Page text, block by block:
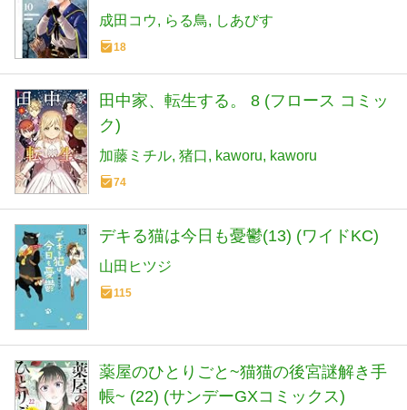
Highelf with a long life- (10) (アース・ス
ター コミックス)
成田コウ らる鳥 しあびす
18
田中家、転生する。 8 (フロース コミッ
ク)
加藤ミチル 猪口 kaworu kaworu
74
デキる猫は今日も憂鬱(13) (ワイドKC)
山田ヒツジ
115
薬屋のひとりごと~猫猫の後宮謎解き手
帳~ (22) (サンデーGXコミックス)